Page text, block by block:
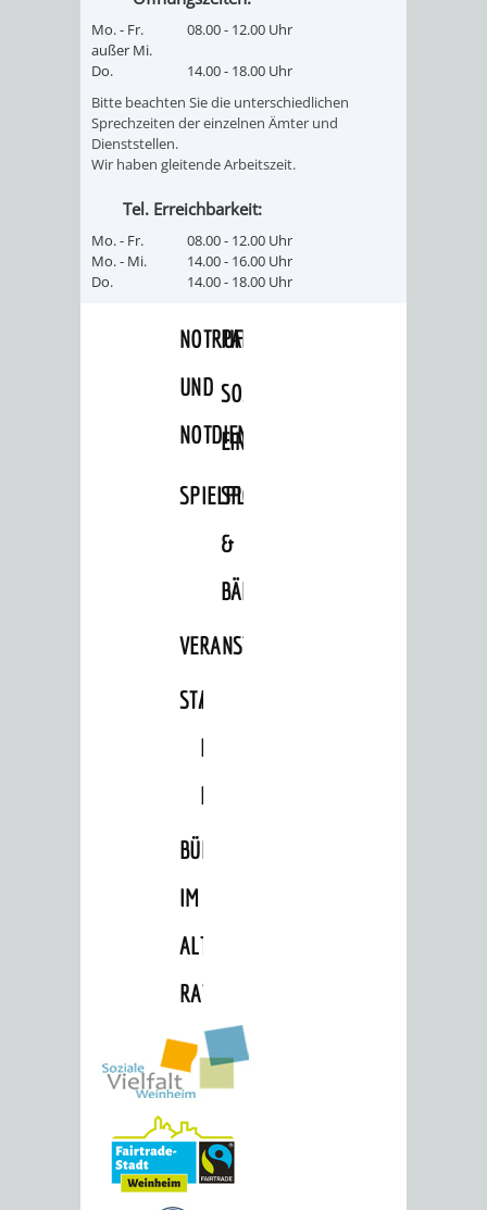
VERMIETUNG
VON
RÄUMEN
/
FAMILIENFORSCHUNG
JÜDISCHE
IN
WAR
MEMORIAL
NOTRUFNUMMERN
UND
NOTDIENSTE
PARTEIEN
SOZIALE
EINRICHTUNGEN
SPIELPLÄTZE
SPORTSTÄTTEN
&
BÄDER
VERANSTALTUNGSRÄUME
STADTHALLE
ROLF-
ENGELBRECHT-
HAUS
BÜRGERSAAL
IM
ALTEN
RATHAUS
Mo. - Fr.
außer Mi.
08.00 - 12.00 Uhr
Do.
14.00 - 18.00 Uhr
Bitte beachten Sie die unterschiedlichen
Sprechzeiten der einzelnen Ämter und
Dienststellen.
Wir haben gleitende Arbeitszeit.
Tel. Erreichbarkeit:
Mo. - Fr.
08.00 - 12.00 Uhr
Mo. - Mi.
14.00 - 16.00 Uhr
Do.
14.00 - 18.00 Uhr